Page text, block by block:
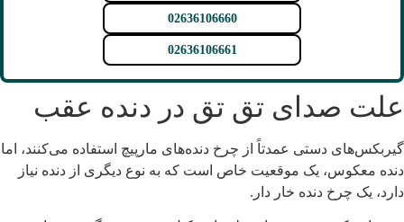
02636106660
02636106661
صدای تق تق در دنده عقب
دستی عمدتاً از چرخ دنده‌های مارپیچ استفاده می‌کنند، اما
معکوس، یک موقعیت خاص است که به نوع دیگری از دنده نیاز
یک چرخ دنده خار دار.